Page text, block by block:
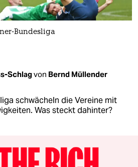
Bundesliga
Schlagvon Bernd Müllender
schwächeln die Vereine mit
Was steckt dahinter?